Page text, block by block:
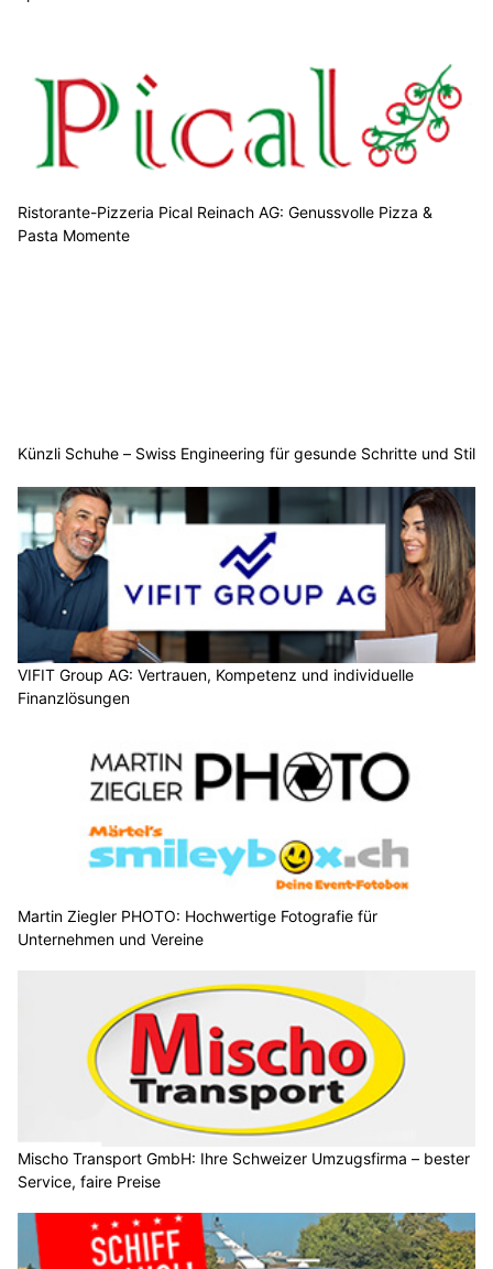
Ristorante-Pizzeria Pical Reinach AG: Genussvolle Pizza &
Pasta Momente
Künzli Schuhe – Swiss Engineering für gesunde Schritte und Stil
VIFIT Group AG: Vertrauen, Kompetenz und individuelle
Finanzlösungen
Martin Ziegler PHOTO: Hochwertige Fotografie für
Unternehmen und Vereine
Mischo Transport GmbH: Ihre Schweizer Umzugsfirma – bester
Service, faire Preise